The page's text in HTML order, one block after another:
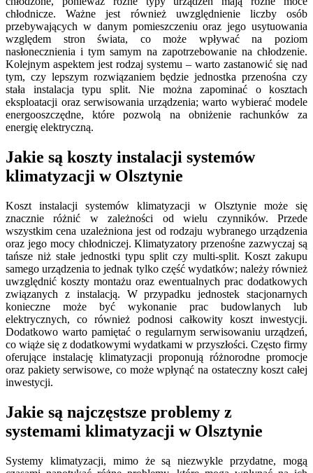
chłodnicze. Ważne jest również uwzględnienie liczby osób
przebywających w danym pomieszczeniu oraz jego usytuowania
względem stron świata, co może wpływać na poziom
nasłonecznienia i tym samym na zapotrzebowanie na chłodzenie.
Kolejnym aspektem jest rodzaj systemu – warto zastanowić się nad
tym, czy lepszym rozwiązaniem będzie jednostka przenośna czy
stała instalacja typu split. Nie można zapominać o kosztach
eksploatacji oraz serwisowania urządzenia; warto wybierać modele
energooszczędne, które pozwolą na obniżenie rachunków za
energię elektryczną.
Jakie są koszty instalacji systemów
klimatyzacji w Olsztynie
Koszt instalacji systemów klimatyzacji w Olsztynie może się
znacznie różnić w zależności od wielu czynników. Przede
wszystkim cena uzależniona jest od rodzaju wybranego urządzenia
oraz jego mocy chłodniczej. Klimatyzatory przenośne zazwyczaj są
tańsze niż stałe jednostki typu split czy multi-split. Koszt zakupu
samego urządzenia to jednak tylko część wydatków; należy również
uwzględnić koszty montażu oraz ewentualnych prac dodatkowych
związanych z instalacją. W przypadku jednostek stacjonarnych
konieczne może być wykonanie prac budowlanych lub
elektrycznych, co również podnosi całkowity koszt inwestycji.
Dodatkowo warto pamiętać o regularnym serwisowaniu urządzeń,
co wiąże się z dodatkowymi wydatkami w przyszłości. Często firmy
oferujące instalację klimatyzacji proponują różnorodne promocje
oraz pakiety serwisowe, co może wpłynąć na ostateczny koszt całej
inwestycji.
Jakie są najczęstsze problemy z
systemami klimatyzacji w Olsztynie
Systemy klimatyzacji, mimo że są niezwykle przydatne, mogą